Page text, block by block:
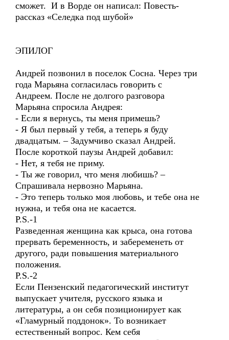
сможет. И в Ворде он написал: Повесть-
рассказ «Селедка под шубой»
ЭПИЛОГ
Андрей позвонил в поселок Сосна. Через три
года Марьяна согласилась говорить с
Андреем. После не долгого разговора
Марьяна спросила Андрея:
- Если я вернусь, ты меня примешь?
- Я был первый у тебя, а теперь я буду
двадцатым. – Задумчиво сказал Андрей.
После короткой паузы Андрей добавил:
- Нет, я тебя не приму.
- Ты же говорил, что меня любишь? –
Спрашивала нервозно Марьяна.
- Это теперь только моя любовь, и тебе она не
нужна, и тебя она не касается.
P.S.-1
Разведенная женщина как крыса, она готова
прервать беременность, и забеременеть от
другого, ради повышения материального
положения.
P.S.-2
Если Пензенский педагогический институт
выпускает учителя, русского языка и
литературы, а он себя позиционирует как
«Гламурный поддонок». То возникает
естественный вопрос. Кем себя